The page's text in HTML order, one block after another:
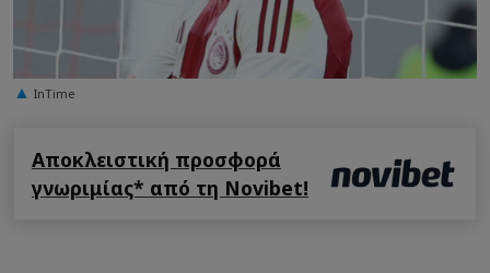
InTime
Αποκλειστική προσφορά
γνωριμίας* από τη Novibet!